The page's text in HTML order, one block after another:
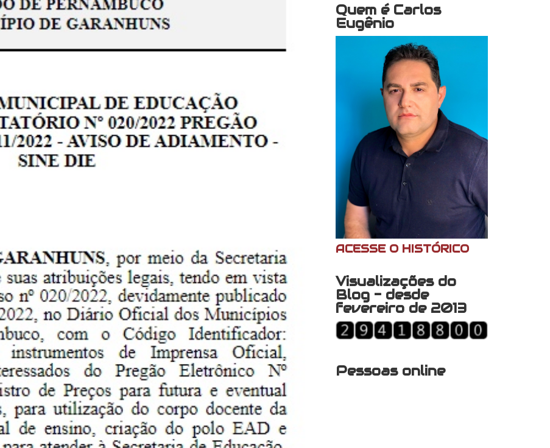
Quem é Carlos
Eugênio
ACESSE O HISTÓRICO
Visualizações do
Blog - desde
fevereiro de 2013
Pessoas online